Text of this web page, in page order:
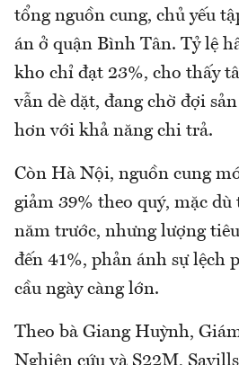
tổng nguồn cung, chủ yếu
án ở quận Bình Tân. Tỷ lệ
kho chỉ đạt 23%, cho thấy
vẫn dè dặt, đang chờ đợi
hơn với khả năng chi trả.
Còn Hà Nội, nguồn cung
giảm 39% theo quý, mặc dù
năm trước, nhưng lượng
đến 41%, phản ánh sự lệch
cầu ngày càng lớn.
Theo bà Giang Huỳnh,
Nghiên cứu và S22M,